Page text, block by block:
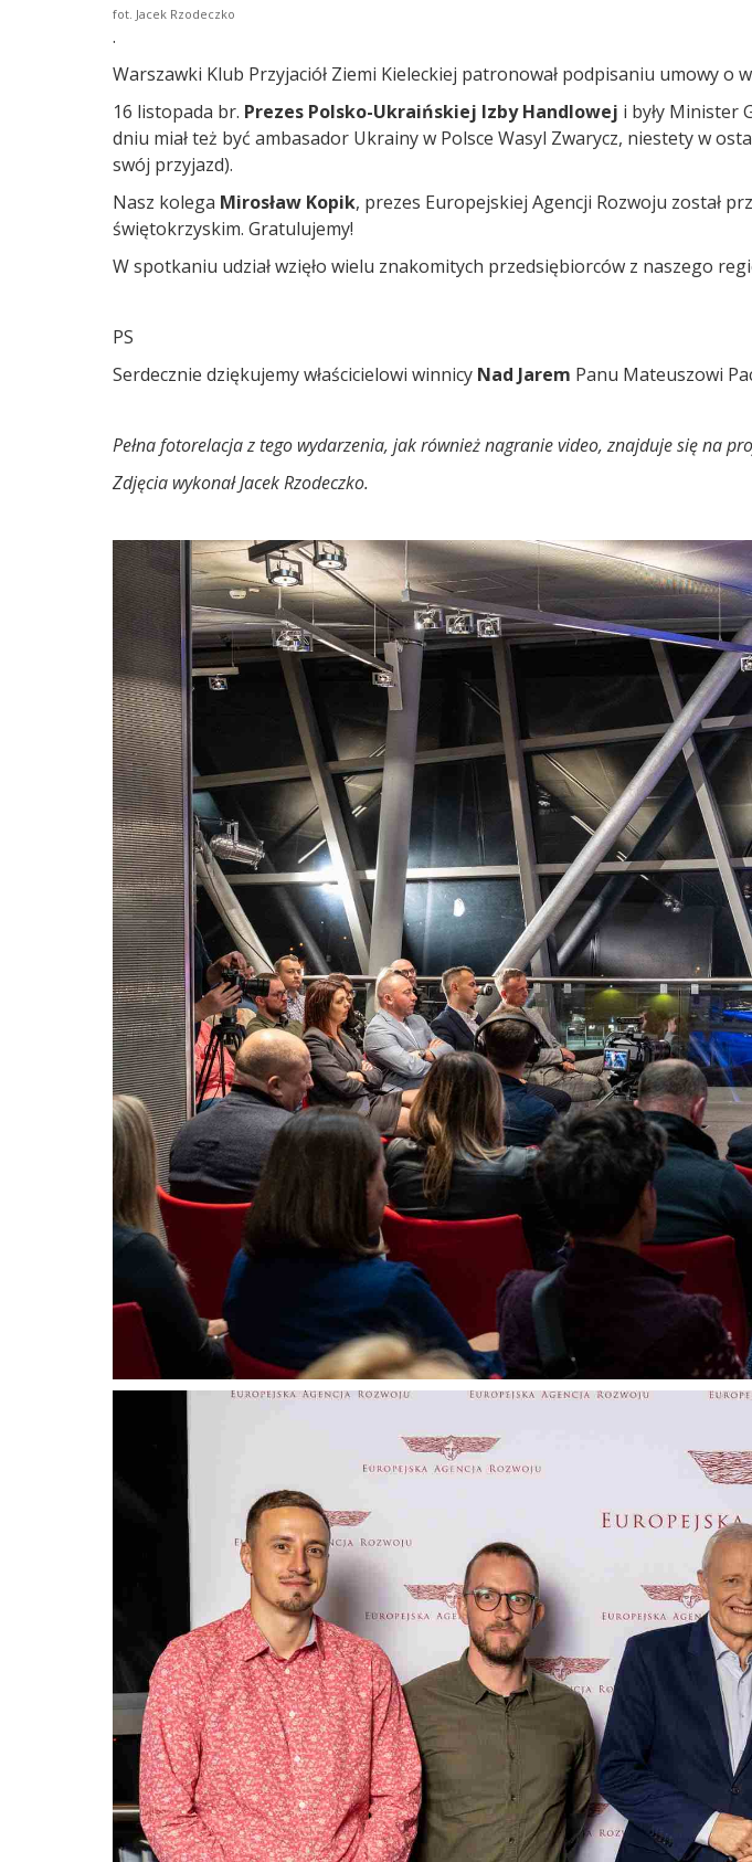
fot. Jacek Rzodeczko
.
Warszawki Klub Przyjaciół Ziemi Kieleckiej patronował podpisaniu umowy o
16 listopada br. Prezes Polsko-Ukraińskiej Izby Handlowej i były Minister
dniu miał też być ambasador Ukrainy w Polsce Wasyl Zwarycz, niestety w
swój przyjazd).
Nasz kolega Mirosław Kopik, prezes Europejskiej Agencji Rozwoju został
świętokrzyskim. Gratulujemy!
W spotkaniu udział wzięło wielu znakomitych przedsiębiorców z naszego
PS
Serdecznie dziękujemy właścicielowi winnicy Nad Jarem Panu Mateuszowi
Pełna fotorelacja z tego wydarzenia, jak również nagranie video, znajduje się na
Zdjęcia wykonał Jacek Rzodeczko.